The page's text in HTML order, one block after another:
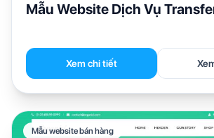
Mẫu Website Dịch Vụ
Xem chi tiết
Mẫu website bán hàng